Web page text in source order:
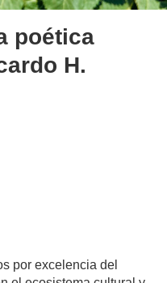
poética
H.
por excelencia del